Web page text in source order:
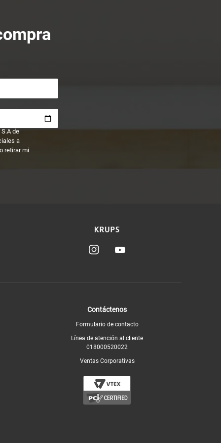
de
a
retirar mi
Contáctenos
Formulario de contacto
Línea de atención al cliente
018000520022
Ventas Corporativas